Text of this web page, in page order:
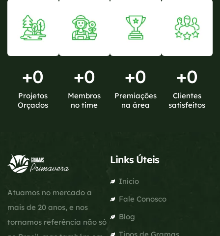
+0
Projetos
Orçados
+0
Membros
no time
+0
Premiações
na área
+0
Clientes
satisfeitos
Atuamos no mercado a
mais de 20 anos, e nos
tornamos referência não só
Links Úteis
Início
Fale Conosco
Blog